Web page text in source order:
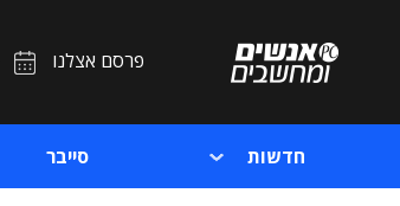
פרסם אצלנו
חדשות סייבר